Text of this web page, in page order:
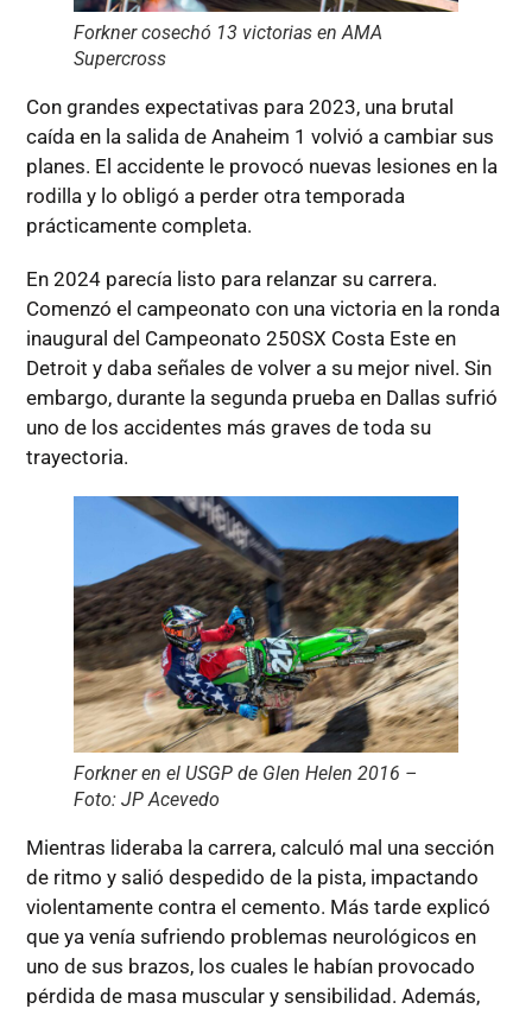
Forkner cosechó 13 victorias en AMA
Supercross
Con grandes expectativas para 2023, una brutal
caída en la salida de Anaheim 1 volvió a cambiar sus
planes. El accidente le provocó nuevas lesiones en la
rodilla y lo obligó a perder otra temporada
prácticamente completa.
En 2024 parecía listo para relanzar su carrera.
Comenzó el campeonato con una victoria en la ronda
inaugural del Campeonato 250SX Costa Este en
Detroit y daba señales de volver a su mejor nivel. Sin
embargo, durante la segunda prueba en Dallas sufrió
uno de los accidentes más graves de toda su
trayectoria.
Forkner en el USGP de Glen Helen 2016 –
Foto: JP Acevedo
Mientras lideraba la carrera, calculó mal una sección
de ritmo y salió despedido de la pista, impactando
violentamente contra el cemento. Más tarde explicó
que ya venía sufriendo problemas neurológicos en
uno de sus brazos, los cuales le habían provocado
pérdida de masa muscular y sensibilidad. Además,